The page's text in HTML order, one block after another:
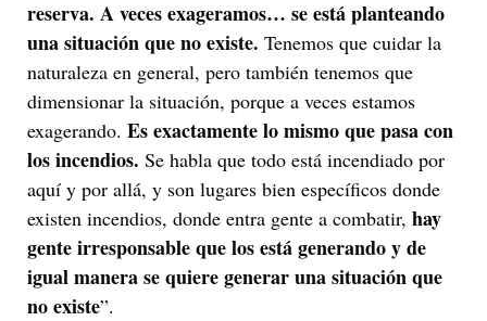
reserva. A veces exageramos… se está planteando
una situación que no existe. Tenemos que cuidar la
naturaleza en general, pero también tenemos que
dimensionar la situación, porque a veces estamos
exagerando. Es exactamente lo mismo que pasa con
los incendios. Se habla que todo está incendiado por
aquí y por allá, y son lugares bien específicos donde
existen incendios, donde entra gente a combatir, hay
gente irresponsable que los está generando y de
igual manera se quiere generar una situación que
no existe”.